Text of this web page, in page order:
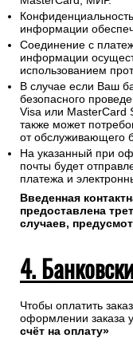
информации
Соединение с
информации
использованием
В случае если Ваш
безопасного
Visa или MasterCard
также может
от обслуживающего
На указанный при
почты будет
платежа и
Введенная
предоставлена
случаев,
4.
Чтобы оплатить
оформлении заказа
счёт на оплату»